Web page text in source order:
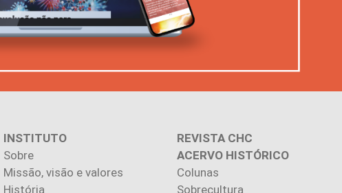
INSTITUTO
Sobre
Missão, visão e valores
História
REVISTA CHC
ACERVO HISTÓRICO
Colunas
Sobrecultura